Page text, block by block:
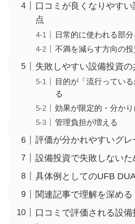
口コミが良くなりやす
点
日常的に使われる部
不満を減らす方向の投
失敗しやすい設備投資の
目的が「流行ってい
る
効果が限定的・分か
管理負担が増える
評価が分かれやすいグ
設備投資で失敗しないた
具体例としてのUFB
関連記事で理解を深める
口コミで評価される設